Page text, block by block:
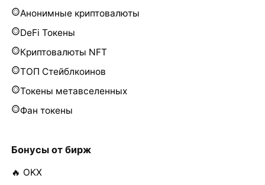
Анонимные криптовалюты
DeFi Токены
Криптовалюты NFT
ТОП Стейблкоинов
Токены метавселенных
Фан токены
Бонусы от бирж
🔥 OKX